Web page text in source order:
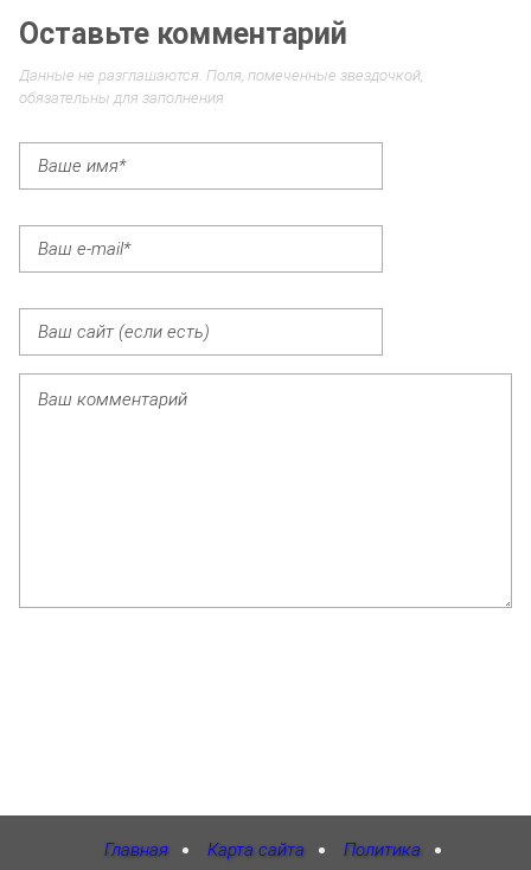
Оставьте комментарий
Данные не разглашаются. Поля, помеченные звездочкой,
обязательны для заполнения
Главная Карта сайта
Политика